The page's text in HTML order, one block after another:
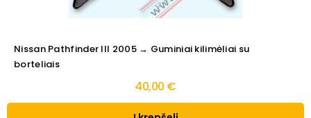
Nissan Pathfinder III 2005 → Guminiai kilimėliai su
borteliais
40,00 €